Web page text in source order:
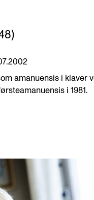
amanuensis i klaver
i 1981.